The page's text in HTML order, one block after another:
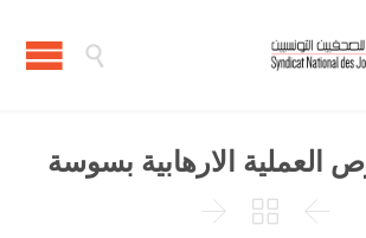

العملية الارهابية بسوسة


